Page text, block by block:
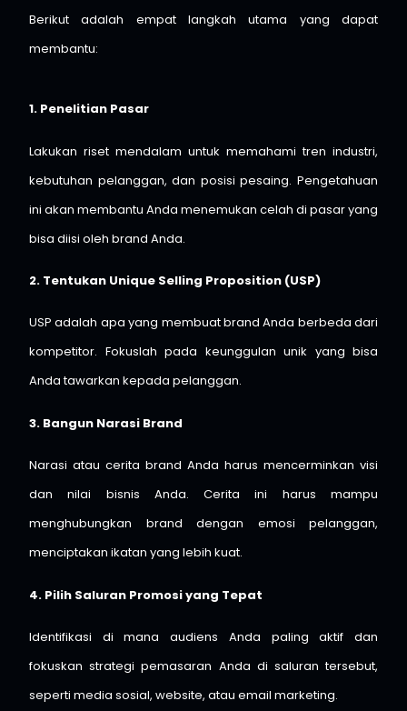
Berikut adalah empat langkah utama yang dapat
membantu:
1. Penelitian Pasar
Lakukan riset mendalam untuk memahami tren industri,
kebutuhan pelanggan, dan posisi pesaing. Pengetahuan
ini akan membantu Anda menemukan celah di pasar yang
bisa diisi oleh brand Anda.
2. Tentukan Unique Selling Proposition (USP)
USP adalah apa yang membuat brand Anda berbeda dari
kompetitor. Fokuslah pada keunggulan unik yang bisa
Anda tawarkan kepada pelanggan.
3. Bangun Narasi Brand
Narasi atau cerita brand Anda harus mencerminkan visi
dan nilai bisnis Anda. Cerita ini harus mampu
menghubungkan brand dengan emosi pelanggan,
menciptakan ikatan yang lebih kuat.
4. Pilih Saluran Promosi yang Tepat
Identifikasi di mana audiens Anda paling aktif dan
fokuskan strategi pemasaran Anda di saluran tersebut,
seperti media sosial, website, atau email marketing.